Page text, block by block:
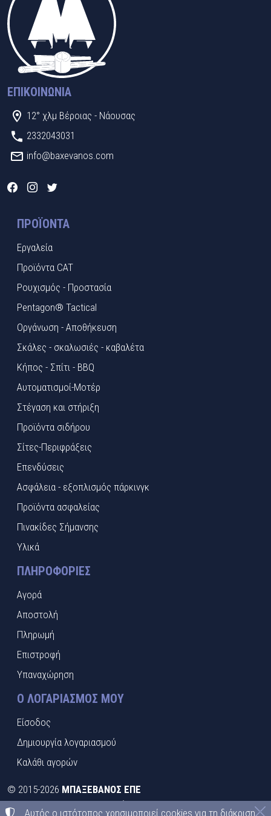
ΕΠΙΚΟΙΝΩΝΊΑ
12° χλμ Βέροιας - Νάουσας
2332043031
info@baxevanos.com
ΠΡΟΪΌΝΤΑ
Εργαλεία
Προϊόντα CAT
Ρουχισμός - Προστασία
Pentagon® Tactical
Οργάνωση - Αποθήκευση
Σκάλες - σκαλωσιές - καβαλέτα
Κήπος - Σπίτι - BBQ
Αυτοματισμοί-Μοτέρ
Στέγαση και στήριξη
Προϊόντα σιδήρου
Σίτες-Περιφράξεις
Επενδύσεις
Ασφάλεια - εξοπλισμός πάρκινγκ
Προϊόντα ασφαλείας
Πινακίδες Σήμανσης
Υλικά
ΠΛΗΡΟΦΟΡΊΕΣ
Αγορά
Αποστολή
Πληρωμή
Επιστροφή
Υπαναχώρηση
Ο ΛΟΓΑΡΙΑΣΜΌΣ ΜΟΥ
Είσοδος
Δημιουργία λογαριασμού
Καλάθι αγορών
© 2015-2026 ΜΠΑΞΕΒΑΝΟΣ ΕΠΕ
ΑΦΜ:EL095413492• Αριθμός ΓΕΜΗ:021397526000
Αυτός ο ιστότοπος χρησιμοποιεί cookies για τη διάκριση